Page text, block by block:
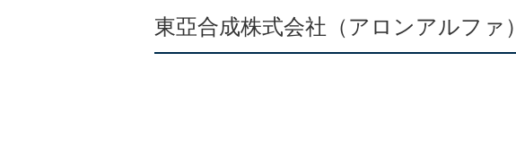
東亞合成株式会社（アロンアルファ）